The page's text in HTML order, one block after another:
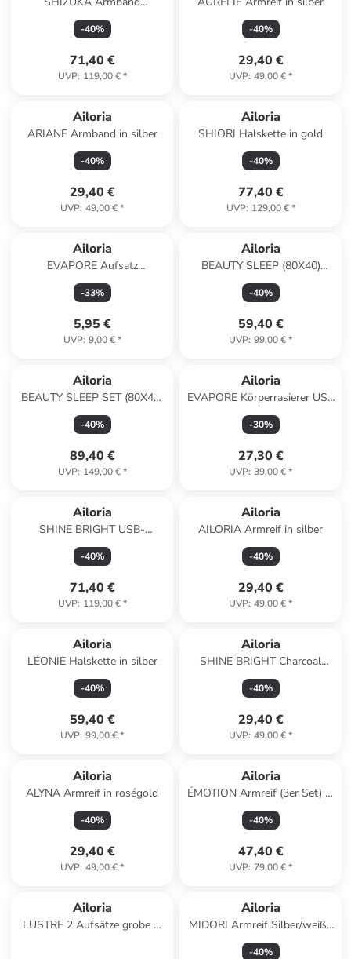
gold/weiße Perle in weiß
-40%
71,40 €
UVP: 119,00 €*
-40%
29,40 €
UVP: 49,00 €*
Ailoria
ARIANE Armband in silber
-40%
29,40 €
UVP: 49,00 €*
Ailoria
SHIORI Halskette in gold
-40%
77,40 €
UVP: 129,00 €*
Ailoria
EVAPORE Aufsatz
Nasenhaarentferner in weiß
-33%
5,95 €
UVP: 9,00 €*
Ailoria
BEAUTY SLEEP (80X40)
Kopfkissenbezug aus Seide in
schwarz
-40%
59,40 €
UVP: 99,00 €*
Ailoria
BEAUTY SLEEP SET (80X40)
Seidenkissenbezug + Maske in
schwarz
-40%
89,40 €
UVP: 149,00 €*
Ailoria
EVAPORE Körperrasierer USB
in silber
-30%
27,30 €
UVP: 39,00 €*
Ailoria
SHINE BRIGHT USB-
Schallzahnbürste in weiß
-40%
71,40 €
UVP: 119,00 €*
Ailoria
AILORIA Armreif in silber
-40%
29,40 €
UVP: 49,00 €*
Ailoria
LÉONIE Halskette in silber
-40%
59,40 €
UVP: 99,00 €*
Ailoria
SHINE BRIGHT Charcoal
Ersatzbürstenköpfe 6er Set in
schwarz
-40%
29,40 €
UVP: 49,00 €*
Ailoria
ALYNA Armreif in roségold
-40%
29,40 €
UVP: 49,00 €*
Ailoria
ÉMOTION Armreif (3er Set) in
silber
-40%
47,40 €
UVP: 79,00 €*
Ailoria
LUSTRE 2 Aufsätze grobe &
Ailoria
MIDORI Armreif Silber/weiße
Perle in weiß
-40%